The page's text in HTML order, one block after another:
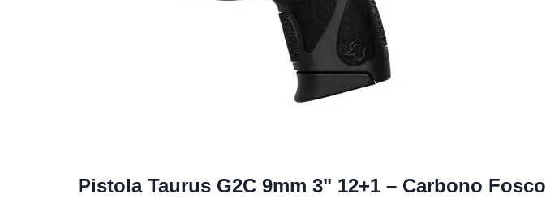
Pistola Taurus G2C 9mm 3" 12+1 – Carbono Fosco